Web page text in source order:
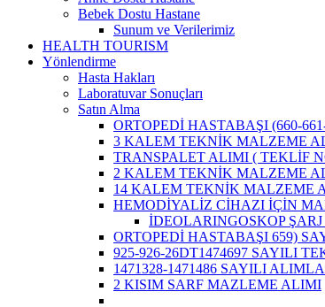
Bebek Dostu Hastane
Sunum ve Verilerimiz
HEALTH TOURISM
Yönlendirme
Hasta Hakları
Laboratuvar Sonuçları
Satın Alma
ORTOPEDİ HASTABAŞI (660-
3 KALEM TEKNİK MALZEME
TRANSPALET ALIMI ( TEKLİF
2 KALEM TEKNİK MALZEME
14 KALEM TEKNİK MALZEME
HEMODİYALİZ CİHAZI İÇİN
İDEOLARINGOSKOP
ORTOPEDİ HASTABAŞI 659)
925-926-26DT1474697 SAYILI
1471328-1471486 SAYILI
2 KISIM SARF MAZLEME ALIMI